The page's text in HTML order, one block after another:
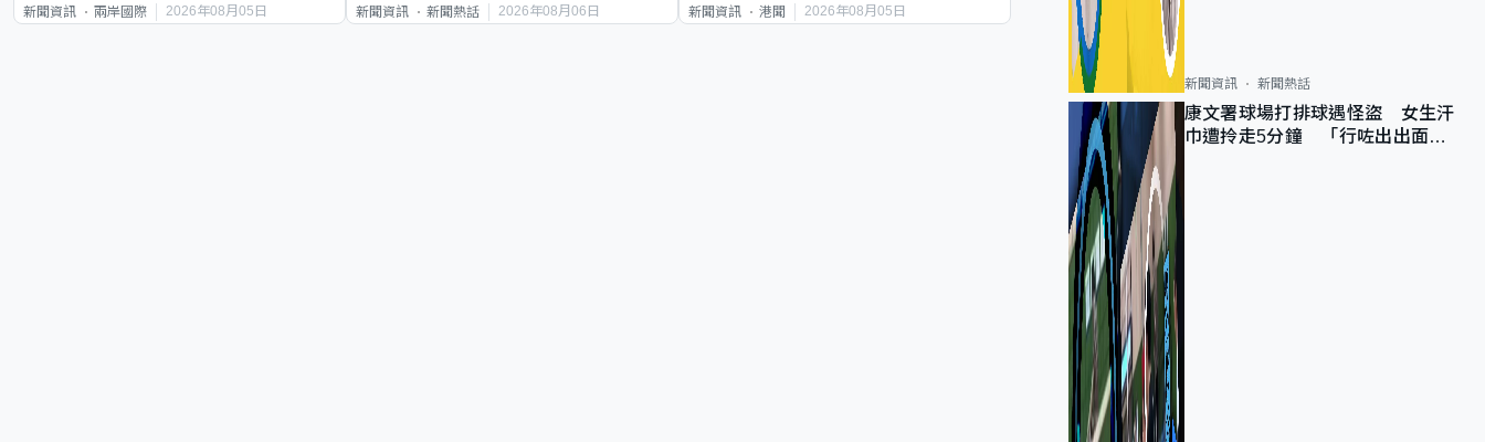
新聞資訊 兩岸國際 2026年08月05日 新聞資訊 新聞熱話 2026年08月06日 新聞資訊 港聞 2026年08月05日
新聞資訊 新聞熱話
康文署球場打排球遇怪盜 女生汗
巾遭拎走5分鐘 「行咗出出面唔